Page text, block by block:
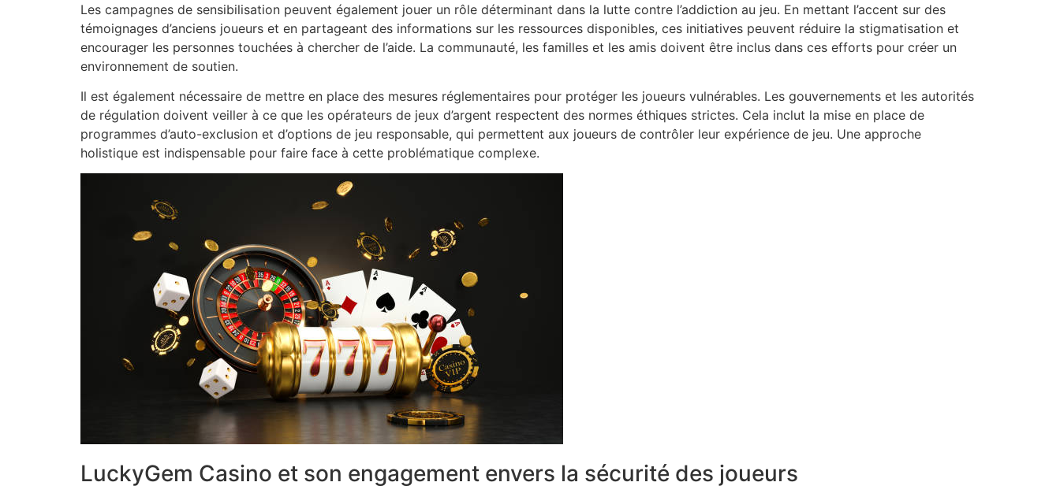
Les campagnes de sensibilisation peuvent également jouer un rôle déterminant dans la lutte contre l’addiction au jeu. En mettant l’accent sur des
témoignages d’anciens joueurs et en partageant des informations sur les ressources disponibles, ces initiatives peuvent réduire la stigmatisation et
encourager les personnes touchées à chercher de l’aide. La communauté, les familles et les amis doivent être inclus dans ces efforts pour créer un
environnement de soutien.
Il est également nécessaire de mettre en place des mesures réglementaires pour protéger les joueurs vulnérables. Les gouvernements et les autorités
de régulation doivent veiller à ce que les opérateurs de jeux d’argent respectent des normes éthiques strictes. Cela inclut la mise en place de
programmes d’auto-exclusion et d’options de jeu responsable, qui permettent aux joueurs de contrôler leur expérience de jeu. Une approche
holistique est indispensable pour faire face à cette problématique complexe.
LuckyGem Casino et son engagement envers la sécurité des joueurs